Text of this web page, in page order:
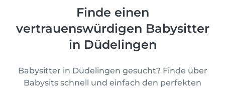
Finde einen
vertrauenswürdigen Babysitter
in Düdelingen
Babysitter in Düdelingen gesucht? Finde über
Babysits schnell und einfach den perfekten